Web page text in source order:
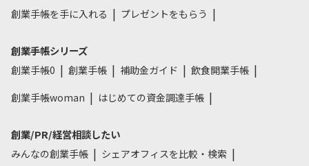
創業手帳を手に入れる
プレゼントをもらう
創業手帳シリーズ
創業手帳0 創業手帳 補助金ガイド
飲食開業手帳
創業手帳woman
はじめての資金調達手帳
創業/PR/経営相談したい
みんなの創業手帳
シェアオフィスを比較・検索